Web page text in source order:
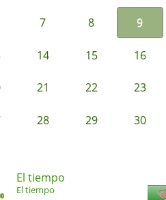
7 8 9
14 15 16
21 22 23
28 29 30
El tiempo
El tiempo